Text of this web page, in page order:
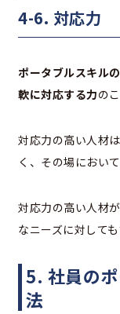
4-6. 対応力
ポータブルスキル
軟に対応する力の
対応力の高い人材
く、その場におい
対応力の高い人材
なニーズに対して
5. 社員の
法